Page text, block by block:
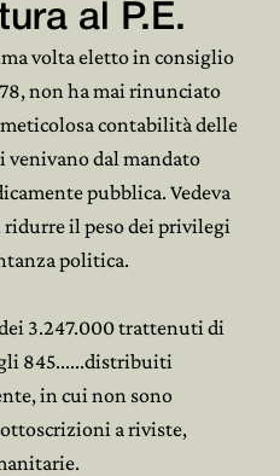


al P.E.
volta eletto in consiglio
non ha mai rinunciato
contabilità delle
venivano dal mandato
pubblica. Vedeva
il peso dei privilegi
politica.
3.247.000 trattenuti di
845......distribuiti
in cui non sono
a riviste,